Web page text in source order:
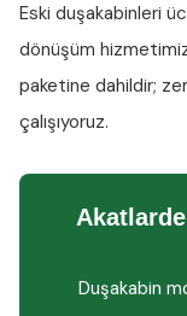
Eski duşakabinleri
dönüşüm
paketine dahildir;
çalışıyoruz.
Duşakabin